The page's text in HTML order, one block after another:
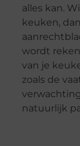
alles kan.
keuken,
wordt
van je
zoals de
natuurlijk